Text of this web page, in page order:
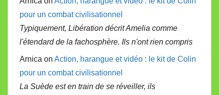
pour un combat civilisationnel
Typiquement, Libération décrit Amelia comme
l'étendard de la fachosphère. Ils n'ont rien compris
Arnica on Action, harangue et vidéo : le kit de Colin
pour un combat civilisationnel
La Suède est en train de se réveiller, ils